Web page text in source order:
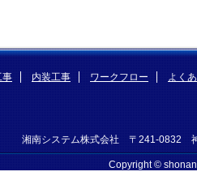
事 内装工事 ワークフロー よく
湘南システム株式会社 〒241-0832
Copyright ©